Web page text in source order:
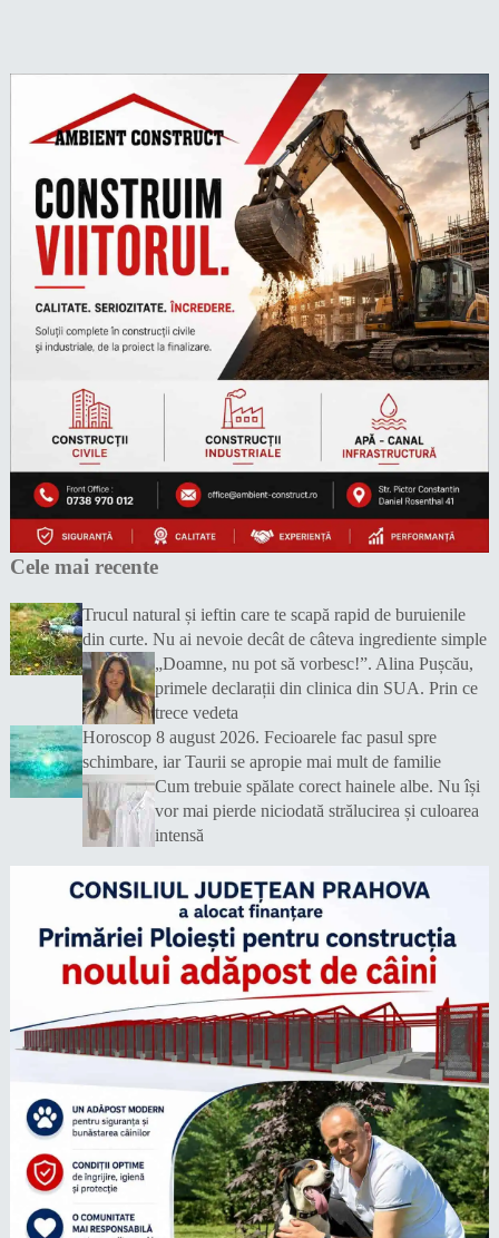
Cele mai recente
Trucul natural și ieftin care te scapă rapid de buruienile
din curte. Nu ai nevoie decât de câteva ingrediente simple
„Doamne, nu pot să vorbesc!”. Alina Pușcău,
primele declarații din clinica din SUA. Prin ce
trece vedeta
Horoscop 8 august 2026. Fecioarele fac pasul spre
schimbare, iar Taurii se apropie mai mult de familie
Cum trebuie spălate corect hainele albe. Nu își
vor mai pierde niciodată strălucirea și culoarea
intensă